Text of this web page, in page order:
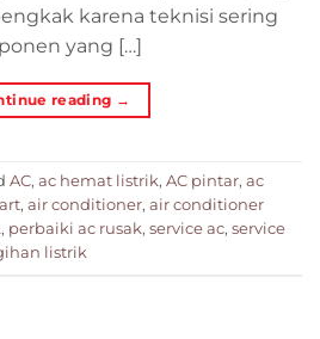
karena teknisi sering
yang […]
reading →
AC, ac hemat listrik, AC pintar, ac
, air conditioner, air conditioner
, perbaiki ac rusak, service ac, service
listrik